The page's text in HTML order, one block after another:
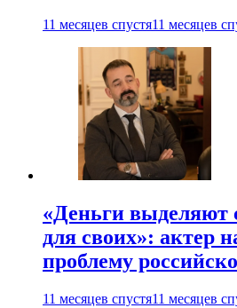
11 месяцев спустя11 месяцев
«Деньги выделяют
для своих»: актер
проблему
11 месяцев спустя11 месяцев